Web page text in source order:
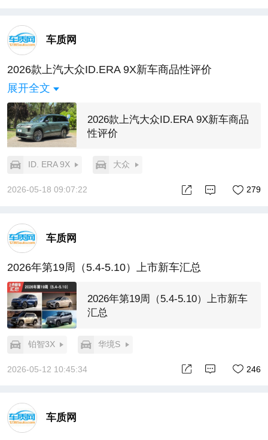
车质网
2026款上汽大众ID.ERA 9X新车商品性评价
展开全文
2026款上汽大众ID.ERA 9X新车商品
性评价
ID. ERA 9X 大众
2026-05-18 09:07:22 279
车质网
2026年第19周（5.4-5.10）上市新车汇总
2026年第19周（5.4-5.10）上市新车
汇总
铂智3X 华境S
2026-05-12 10:45:34 246
车质网